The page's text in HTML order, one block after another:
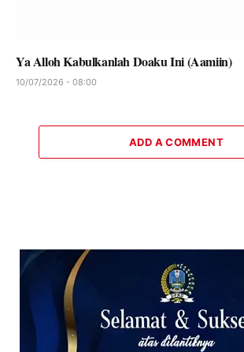
Ya Alloh Kabulkanlah Doaku Ini (Aamiin)
10/07/2026 - 08:00
ADD A COMMENT